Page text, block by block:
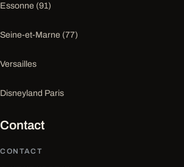
Essonne (91)
Seine-et-Marne (77)
Versailles
Disneyland Paris
Contact
CONTACT